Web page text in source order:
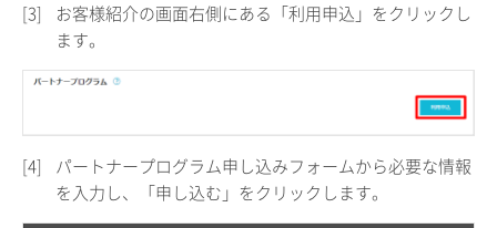
[3]
お客様紹介の画面右側にある「利用申込」をクリックし
ます。
[4]
パートナープログラム申し込みフォームから必要な情報
を入力し、「申し込む」をクリックします。